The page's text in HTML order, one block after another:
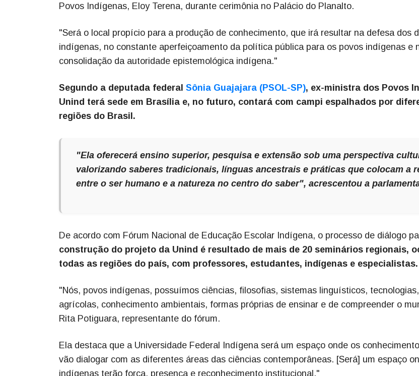
Povos Indígenas, Eloy Terena, durante cerimônia no Palácio do Planalto.
"Será o local propício para a produção de conhecimento, que irá resultar na defesa dos
indígenas, no constante aperfeiçoamento da política pública para os povos indígenas e
consolidação da autoridade epistemológica indígena."
Segundo a deputada federal Sônia Guajajara (PSOL-SP), ex-ministra dos Povos
Unind terá sede em Brasília e, no futuro, contará com campi espalhados por
regiões do Brasil.
"Ela oferecerá ensino superior, pesquisa e extensão sob uma perspectiva
valorizando saberes tradicionais, línguas ancestrais e práticas que colocam a
entre o ser humano e a natureza no centro do saber", acrescentou a
De acordo com Fórum Nacional de Educação Escolar Indígena, o processo de diálogo
construção do projeto da Unind é resultado de mais de 20 seminários regionais,
todas as regiões do país, com professores, estudantes, indígenas e especialistas.
"Nós, povos indígenas, possuímos ciências, filosofias, sistemas linguísticos,
agrícolas, conhecimento ambientais, formas próprias de ensinar e de compreender o
Rita Potiguara, representante do fórum.
Ela destaca que a Universidade Federal Indígena será um espaço onde os
vão dialogar com as diferentes áreas das ciências contemporâneas. [Será] um espaço
indígenas terão força, presença e reconhecimento institucional."